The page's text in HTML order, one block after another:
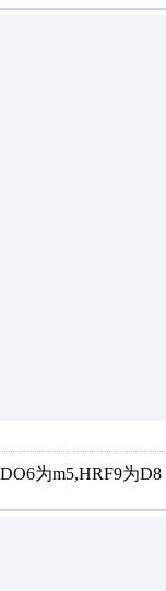
为m5,HRF9为D8